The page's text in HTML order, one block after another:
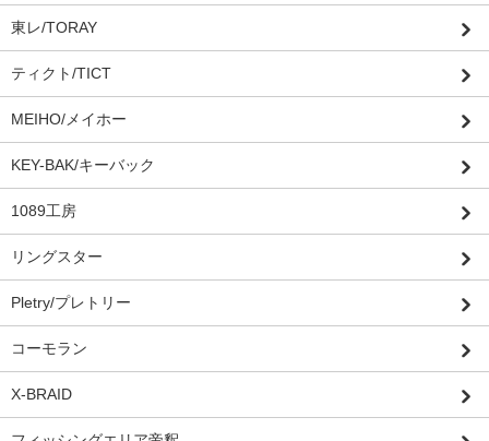
東レ/TORAY
ティクト/TICT
MEIHO/メイホー
KEY-BAK/キーバック
1089工房
リングスター
Pletry/プレトリー
コーモラン
X-BRAID